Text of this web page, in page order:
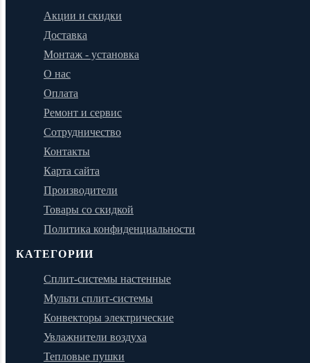
Акции и скидки
Доставка
Монтаж - установка
О нас
Оплата
Ремонт и сервис
Сотрудничество
Контакты
Карта сайта
Производители
Товары со скидкой
Политика конфиденциальности
КАТЕГОРИИ
Сплит-системы настенные
Мульти сплит-системы
Конвекторы электрические
Увлажнители воздуха
Тепловые пушки